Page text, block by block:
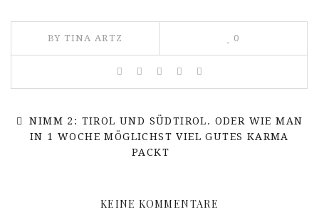
BY TINA ARTZ 0
NIMM 2: TIROL UND SÜDTIROL. ODER WIE MAN
IN 1 WOCHE MÖGLICHST VIEL GUTES KARMA
PACKT
KEINE KOMMENTARE